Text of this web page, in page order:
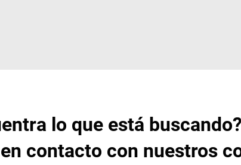
lo que está buscando?
contacto con nuestros